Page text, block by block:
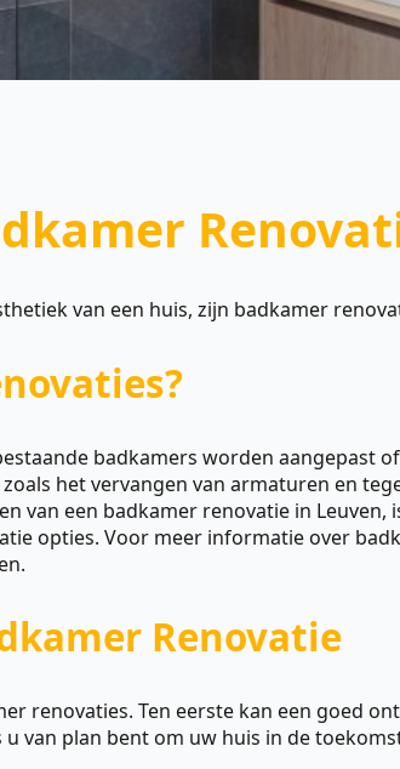
van een huis, zijn badkamer
badkamers worden aangepast
het vervangen van armaturen en
van een badkamer renovatie in
opties. Voor meer informatie over
Renovatie
renovaties. Ten eerste kan een goed
van plan bent om uw huis in de